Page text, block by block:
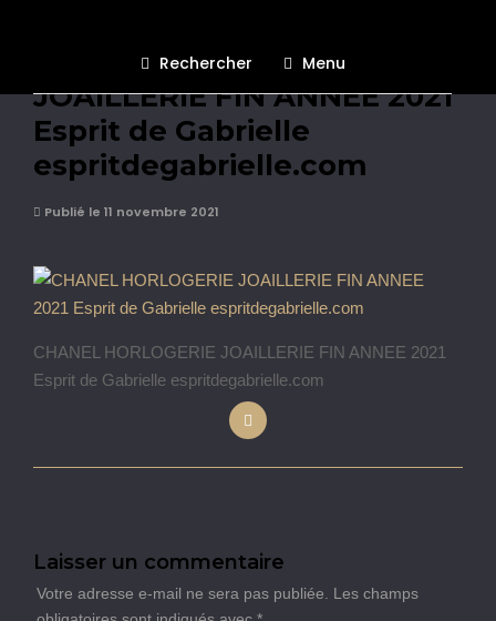
Rechercher Menu
CHANEL HORLOGERIE
JOAILLERIE FIN ANNEE 2021
Esprit de Gabrielle
espritdegabrielle.com
Publié le 11 novembre 2021
CHANEL HORLOGERIE JOAILLERIE FIN ANNEE 2021
Esprit de Gabrielle espritdegabrielle.com
Laisser un commentaire
Votre adresse e-mail ne sera pas publiée.
Les champs